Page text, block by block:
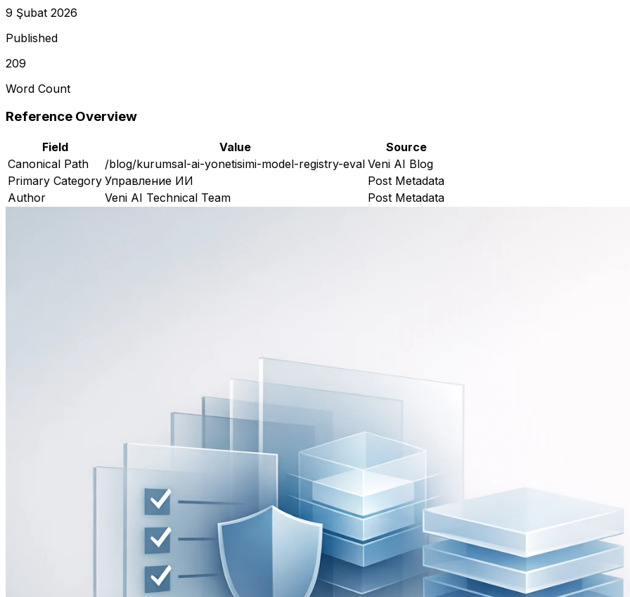
9 Şubat 2026
Published
209
Word Count
Reference Overview
Field Value
Source
Canonical Path
/blog/kurumsal-ai-yonetisimi-model-registry-eval Veni AI Blog
Primary Category Управление ИИ
Post Metadata
Author
Veni AI Technical Team Post Metadata